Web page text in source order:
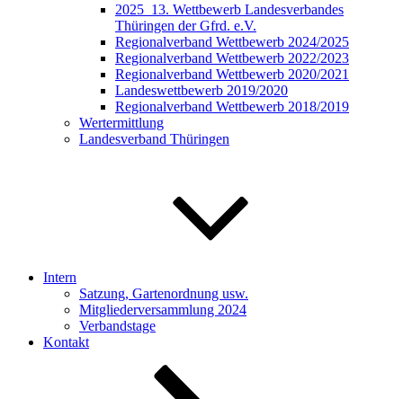
2025_13. Wettbewerb Landesverbandes
Thüringen der Gfrd. e.V.
Regionalverband Wettbewerb 2024/2025
Regionalverband Wettbewerb 2022/2023
Regionalverband Wettbewerb 2020/2021
Landeswettbewerb 2019/2020
Regionalverband Wettbewerb 2018/2019
Wertermittlung
Landesverband Thüringen
Intern
Satzung, Gartenordnung usw.
Mitgliederversammlung 2024
Verbandstage
Kontakt